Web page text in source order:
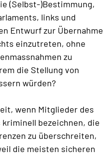
(Selbst-)Bestimmung,
links und
Entwurf zur Übernahme
einzutreten, ohne
zu
die Stellung von
würden?
wenn Mitglieder des
kriminell bezeichnen, die
zu überschreiten,
die meisten sicheren